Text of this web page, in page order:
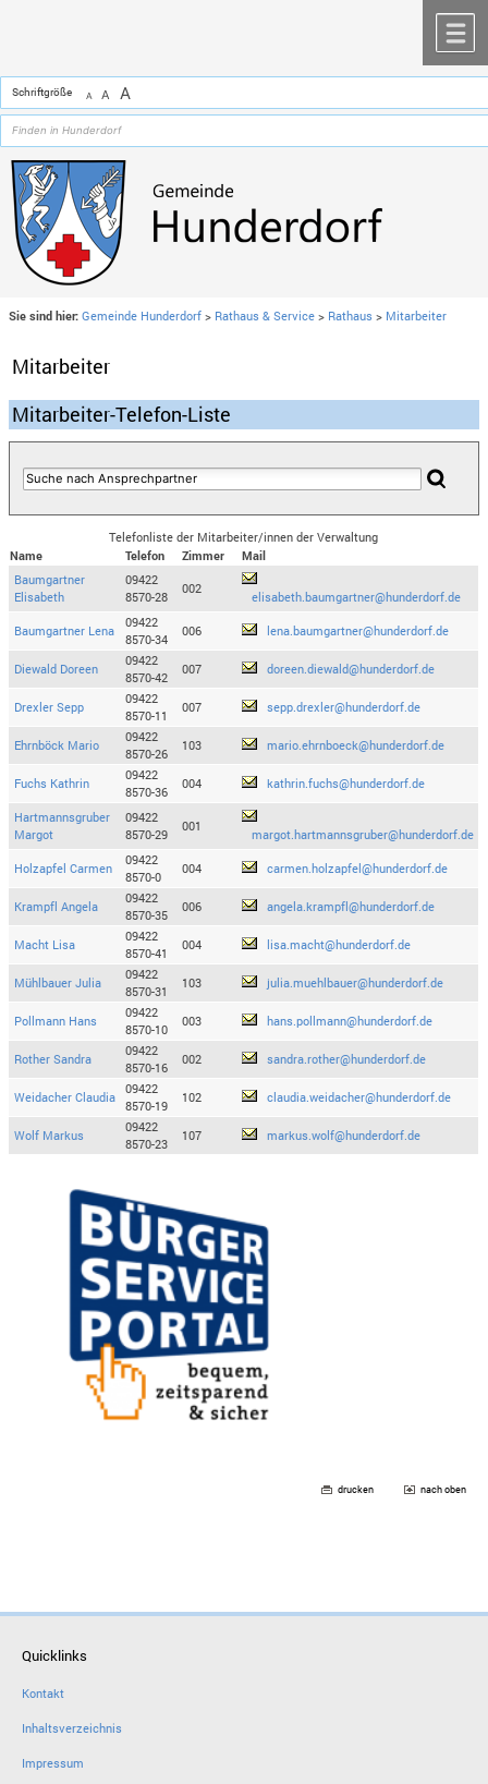
Schriftgröße A A A
Sie sind hier: Gemeinde Hunderdorf > Rathaus & Service > Rathaus > Mitarbeiter
Mitarbeiter
Mitarbeiter-Telefon-Liste
Telefonliste der Mitarbeiter/innen der Verwaltung
Name
Telefon Zimmer
Mail
Baumgartner
Elisabeth
09422
8570-28
002
elisabeth.baumgartner@hunderdorf.de
Baumgartner Lena
09422
8570-34
006 lena.baumgartner@hunderdorf.de
Diewald Doreen
09422
8570-42
007 doreen.diewald@hunderdorf.de
Drexler Sepp
09422
8570-11
007 sepp.drexler@hunderdorf.de
Ehrnböck Mario
09422
8570-26
103 mario.ehrnboeck@hunderdorf.de
Fuchs Kathrin
09422
8570-36
004 kathrin.fuchs@hunderdorf.de
Hartmannsgruber
Margot
09422
8570-29
001
margot.hartmannsgruber@hunderdorf.de
Holzapfel Carmen
09422
8570-0
004 carmen.holzapfel@hunderdorf.de
Krampfl Angela
09422
8570-35
006 angela.krampfl@hunderdorf.de
Macht Lisa
09422
8570-41
004 lisa.macht@hunderdorf.de
Mühlbauer Julia
09422
8570-31
103 julia.muehlbauer@hunderdorf.de
Pollmann Hans
09422
8570-10
003 hans.pollmann@hunderdorf.de
Rother Sandra
09422
8570-16
002 sandra.rother@hunderdorf.de
Weidacher Claudia
09422
8570-19
102 claudia.weidacher@hunderdorf.de
Wolf Markus
09422
8570-23
107 markus.wolf@hunderdorf.de
drucken nach oben
Quicklinks
Kontakt
Inhaltsverzeichnis
Impressum